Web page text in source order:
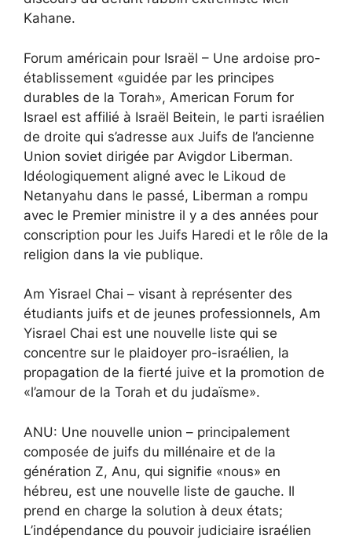
Kahane.
Forum américain pour Israël – Une ardoise pro-
établissement «guidée par les principes
durables de la Torah», American Forum for
Israel est affilié à Israël Beitein, le parti israélien
de droite qui s’adresse aux Juifs de l’ancienne
Union soviet dirigée par Avigdor Liberman.
Idéologiquement aligné avec le Likoud de
Netanyahu dans le passé, Liberman a rompu
avec le Premier ministre il y a des années pour
conscription pour les Juifs Haredi et le rôle de la
religion dans la vie publique.
Am Yisrael Chai – visant à représenter des
étudiants juifs et de jeunes professionnels, Am
Yisrael Chai est une nouvelle liste qui se
concentre sur le plaidoyer pro-israélien, la
propagation de la fierté juive et la promotion de
«l’amour de la Torah et du judaïsme».
ANU: Une nouvelle union – principalement
composée de juifs du millénaire et de la
génération Z, Anu, qui signifie «nous» en
hébreu, est une nouvelle liste de gauche. Il
prend en charge la solution à deux états;
L’indépendance du pouvoir judiciaire israélien